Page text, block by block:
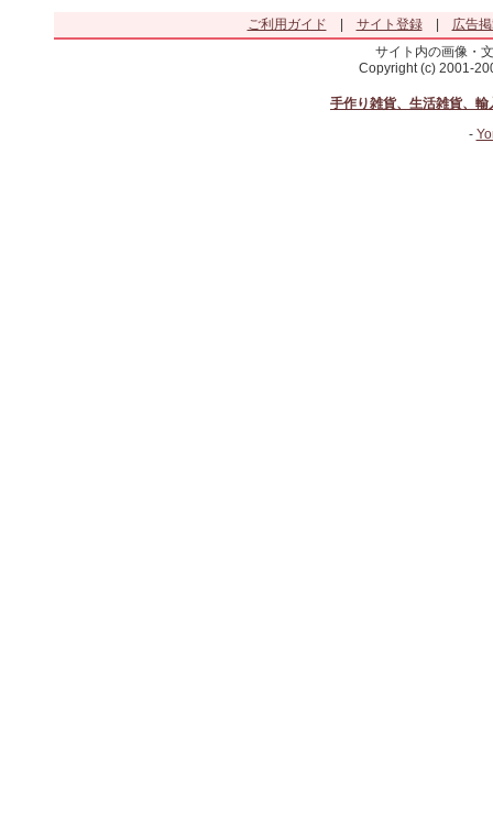
ご利用ガイド サイト登録|
広告
サイト内の画像・
Copyright (c) 2001-
手作り雑貨、生活雑貨、
-